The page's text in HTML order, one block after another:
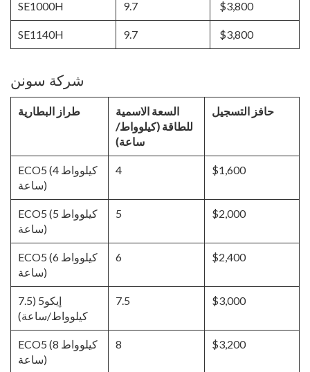
SE1000H 9.7 $3,800
SE1140H 9.7 $3,800
شركة سونن
طراز البطارية
السعة الاسمية
للطاقة (كيلوواط/
ساعة)
حافز التسجيل
ECO5 (4 كيلوواط
ساعة)
4 $1,600
ECO5 (5 كيلوواط
ساعة)
5 $2,000
ECO5 (6 كيلوواط
ساعة)
6 $2,400
إيكو5 (7.5
كيلوواط/ساعة)
7.5 $3,000
ECO5 (8 كيلوواط
ساعة)
8 $3,200